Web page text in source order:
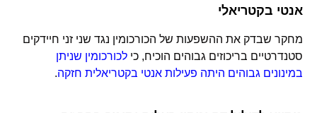
אנטי בקטריאלי
מחקר שבדק את ההשפעות של הכורכומין נגד שני זני חיידקים
סטנדרטיים בריכוזים גבוהים הוכיח, כי לכורכומין שניתן
במינונים גבוהים היתה פעילות אנטי בקטריאלית חזקה.